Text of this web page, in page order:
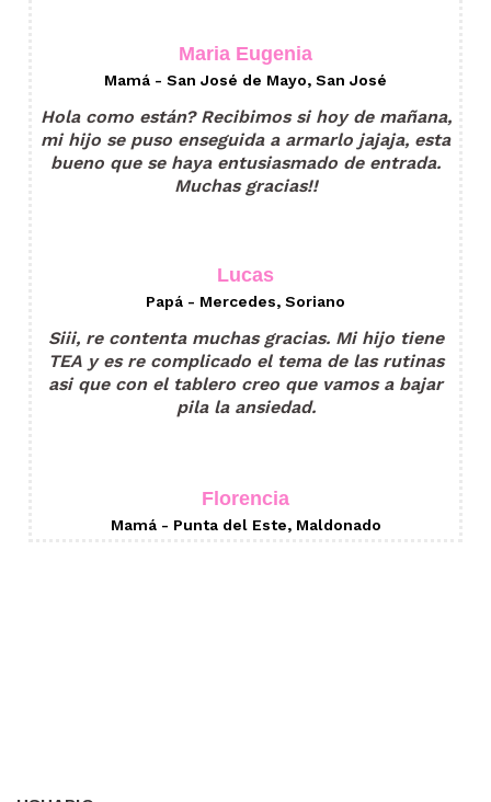
Maria Eugenia
Mamá - San José de Mayo, San José
Hola como están? Recibimos si hoy de mañana,
mi hijo se puso enseguida a armarlo jajaja, esta
bueno que se haya entusiasmado de entrada.
Muchas gracias!!
Lucas
Papá - Mercedes, Soriano
Siii, re contenta muchas gracias. Mi hijo tiene
TEA y es re complicado el tema de las rutinas
asi que con el tablero creo que vamos a bajar
pila la ansiedad.
Florencia
Mamá - Punta del Este, Maldonado